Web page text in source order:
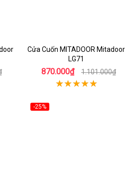
Cửa Cuốn MITADOOR Mitadoor
LG71
870.000₫ 1.101.000₫
-25%